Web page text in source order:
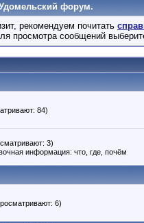
форум.
рекомендуем почитать
просмотра сообщений
84)
3)
информация: что, где, почём
6)